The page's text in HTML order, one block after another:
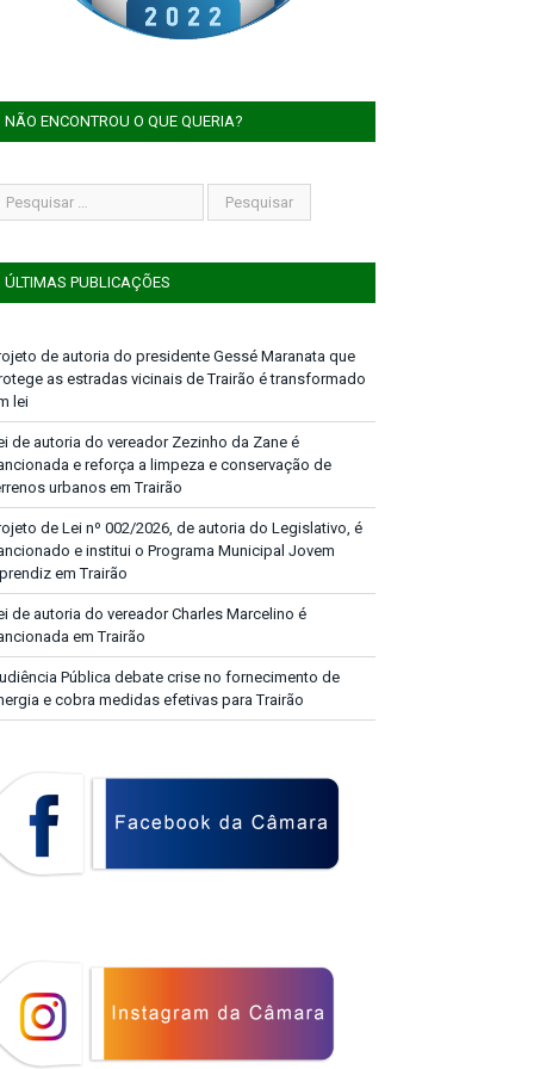
NÃO ENCONTROU O QUE QUERIA?
ÚLTIMAS PUBLICAÇÕES
de autoria do presidente Gessé Maranata que
as estradas vicinais de Trairão é transformado
lei
de autoria do vereador Zezinho da Zane é
e reforça a limpeza e conservação de
urbanos em Trairão
de Lei nº 002/2026, de autoria do Legislativo, é
e institui o Programa Municipal Jovem
em Trairão
de autoria do vereador Charles Marcelino é
em Trairão
Pública debate crise no fornecimento de
e cobra medidas efetivas para Trairão